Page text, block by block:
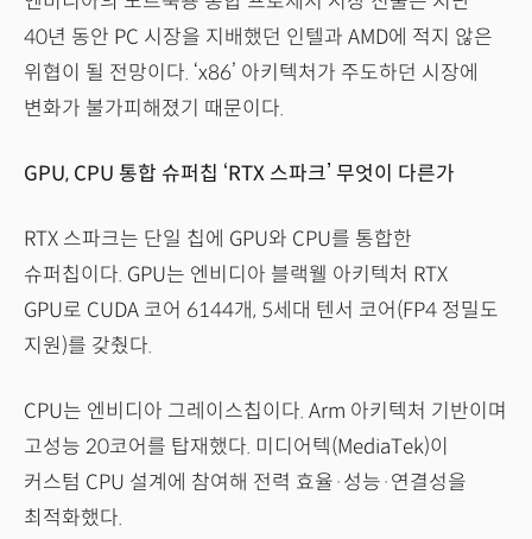
40년 동안 PC 시장을 지배했던 인텔과 AMD에 적지 않은
위협이 될 전망이다. ‘x86’ 아키텍처가 주도하던 시장에
변화가 불가피해졌기 때문이다.
GPU, CPU 통합 슈퍼칩 ‘RTX 스파크’ 무엇이 다른가
RTX 스파크는 단일 칩에 GPU와 CPU를 통합한
슈퍼칩이다. GPU는 엔비디아 블랙웰 아키텍처 RTX
GPU로 CUDA 코어 6144개, 5세대 텐서 코어(FP4 정밀도
지원)를 갖췄다.
CPU는 엔비디아 그레이스칩이다. Arm 아키텍처 기반이며
고성능 20코어를 탑재했다. 미디어텍(MediaTek)이
커스텀 CPU 설계에 참여해 전력 효율·성능·연결성을
최적화했다.